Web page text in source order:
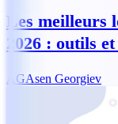
Les meilleurs
2026 : outils
AGAsen Georgiev